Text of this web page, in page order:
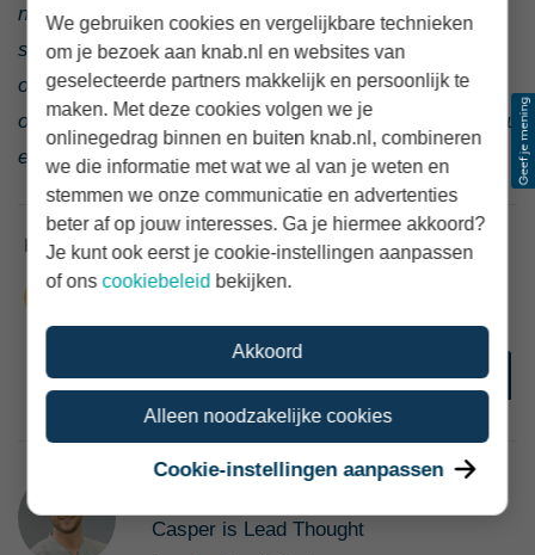
nieuwsberichten voor ondernemers. We vatten de kern
samen, voegen context toe en verwijzen altijd naar de
oorspronkelijke publicatie. Zo blijf jij snel én
onafhankelijk op de hoogte van ontwikkelingen die je jou
en je bedrijf raken.
Casper is Lead Thought
We gebruiken cookies en vergelijkbare technieken
om je bezoek aan knab.nl en websites van
geselecteerde partners makkelijk en persoonlijk te
maken. Met deze cookies volgen we je
onlinegedrag binnen en buiten knab.nl, combineren
we die informatie met wat we al van je weten en
stemmen we onze communicatie en advertenties
beter af op jouw interesses. Ga je hiermee akkoord?
Je kunt ook eerst je cookie-instellingen aanpassen
of onscookiebeleid bekijken.
Akkoord
Alleen noodzakelijke cookies
Cookie-instellingen aanpassen